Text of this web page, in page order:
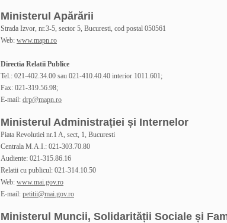
Ministerul Apărării
Strada Izvor, nr.3-5, sector 5, Bucuresti, cod postal 050561
Web: www.mapn.ro
Directia Relatii Publice
Tel.: 021-402.34.00 sau 021-410.40.40 interior 1011.601;
Fax: 021-319.56.98;
E-mail: drp@mapn.ro
Ministerul Administrației și Internelor
Piata Revolutiei nr.1 A, sect, 1, Bucuresti
Centrala M.A.I.: 021-303.70.80
Audiente: 021-315.86.16
Relatii cu publicul: 021-314.10.50
Web: www.mai.gov.ro
E-mail: petitii@mai.gov.ro
Ministerul Muncii, Solidarității Sociale și